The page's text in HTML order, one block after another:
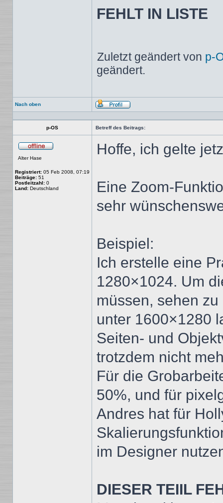
FEHLT IN LISTE
Zuletzt geändert von p-
geändert.
Nach oben
Profil
p-OS Betreff des Beitrags:
Alter Hase
Registriert: 05 Feb 2008, 07:19
Beiträge: 51
Postleitzahl: 0
Land: Deutschland
Hoffe, ich gelte
Eine Zoom-
sehr
Beispiel:
Ich erstelle eine
1280×1024. Um
müssen, sehen
unter 1600×1280
Seiten- und
trotzdem nicht
Für die
50%, und für
Andres hat für
im Designer
DIESER TEIIL